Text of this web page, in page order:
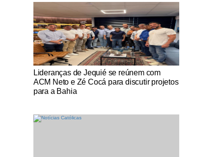
Notícias Católicas
Lideranças de Jequié se reúnem com
ACM Neto e Zé Cocá para discutir projetos
para a Bahia